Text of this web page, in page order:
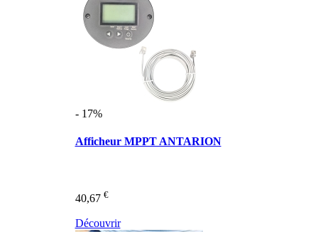
- 17%
Afficheur MPPT ANTARION
40,67 €
Découvrir